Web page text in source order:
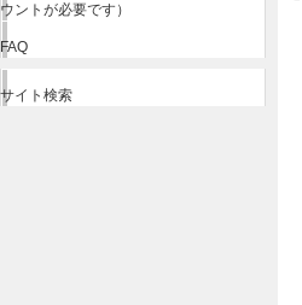
ウントが必要です）
FAQ
サイト検索